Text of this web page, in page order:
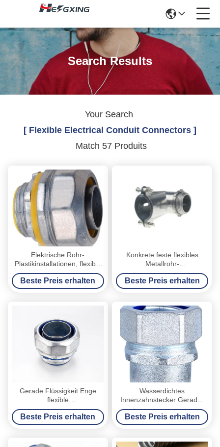
Search Results
Your Search
[ Flexible Electrical Conduit Connectors ]
Match 57 Produits
Elektrische Rohr-
Plastikinstallationen, flexible
elektrische Rohr-
Verbindungsstücke
Beste Preis erhalten
Konkrete feste flexibles
Metallrohr-
Verbindungsstücke,
elektrische Rohr-Zusätze
Beste Preis erhalten
Gerade Flüssigkeit Enge
flexible
Metallleitungsanschluss mit
blauer Dichtung verfügbar
Beste Preis erhalten
Wasserdichtes
Innenzahnstecker Gerader
Typ, Flexibler
Leitungsstecker DPN-Stecker
Beste Preis erhalten